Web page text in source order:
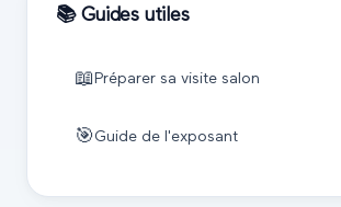
📚 Guides utiles
📖 Préparer sa visite salon
🎯 Guide de l'exposant